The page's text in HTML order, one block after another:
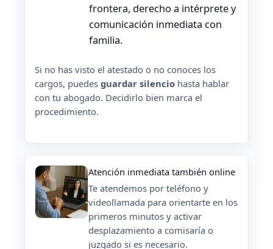
frontera, derecho a intérprete y
comunicación inmediata con
familia.
Si no has visto el atestado o no conoces los
cargos, puedes guardar silencio hasta hablar
con tu abogado. Decidirlo bien marca el
procedimiento.
Atención inmediata también online
Te atendemos por teléfono y
videollamada para orientarte en los
primeros minutos y activar
desplazamiento a comisaría o
juzgado si es necesario.